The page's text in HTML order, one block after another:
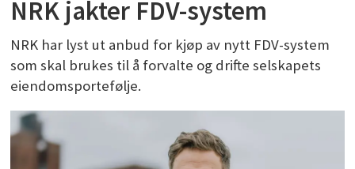
NRK jakter FDV-system
NRK har lyst ut anbud for kjøp av nytt FDV-system
som skal brukes til å forvalte og drifte selskapets
eiendomsportefølje.